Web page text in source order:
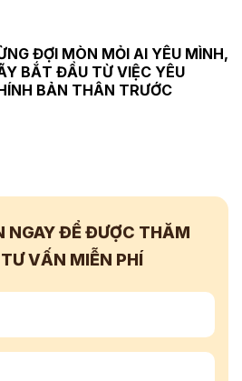
ĐỢI MÒN MỎI AI YÊU MÌNH,
BẮT ĐẦU TỪ VIỆC YÊU
BẢN THÂN TRƯỚC
NGAYĐỂ ĐƯỢC THĂM
VẤN MIỄN PHÍ